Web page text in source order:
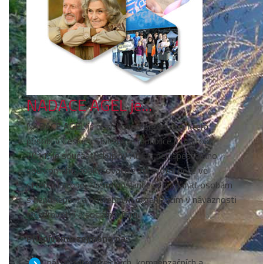
NADACE AGEL je...
NADACE AGEL je neziskovou organizací, která
působí v České a Slovenské republice již od roku
2011. Je součástí skupiny AGEL, nejúspěšnějšího
soukromého poskytovatele zdravotní péče ve
střední Evropě. Naším posláním je pomáhat osobám
s hendikepem a potřebným organizacím v návaznosti
na zdravotní a sociální sféru.
Přispíváme zejména na: